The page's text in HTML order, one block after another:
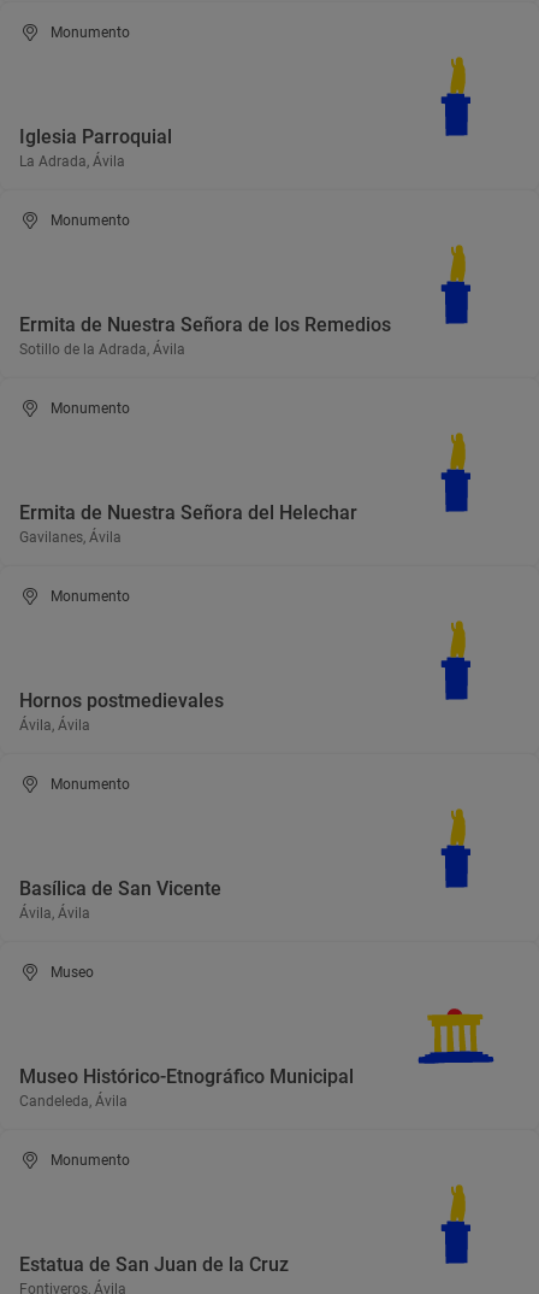
Monumento
Iglesia Parroquial
La Adrada, Ávila
Monumento
Ermita de Nuestra Señora de los Remedios
Sotillo de la Adrada, Ávila
Monumento
Ermita de Nuestra Señora del Helechar
Gavilanes, Ávila
Monumento
Hornos postmedievales
Ávila, Ávila
Monumento
Basílica de San Vicente
Ávila, Ávila
Museo
Museo Histórico-Etnográfico Municipal
Candeleda, Ávila
Monumento
Estatua de San Juan de la Cruz
Fontiveros, Ávila